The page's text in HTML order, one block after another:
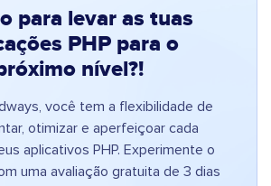
para levar as tuas
PHP para o
nível?!
você tem a flexibilidade de
otimizar e aperfeiçoar cada
aplicativos PHP. Experimente o
uma avaliação gratuita de 3 dias